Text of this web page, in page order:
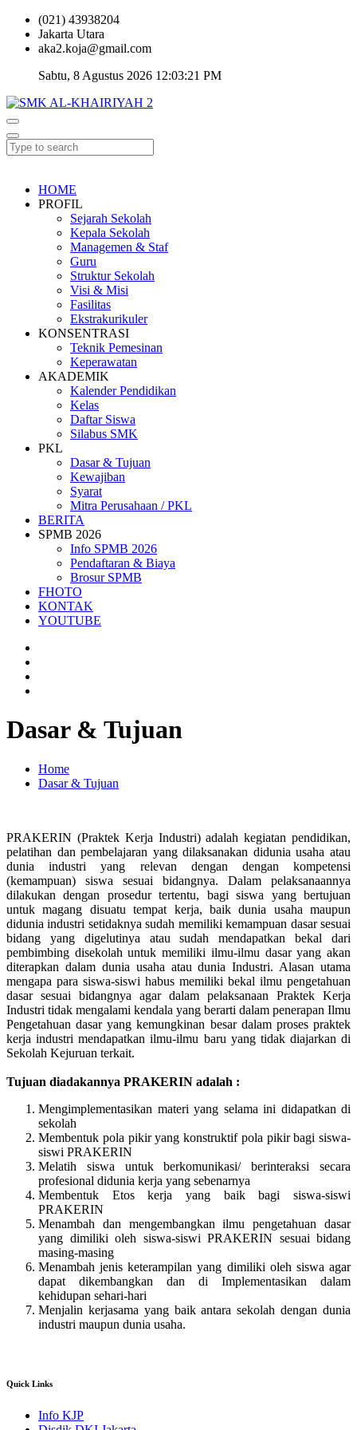
(021) 43938204
Jakarta Utara
aka2.koja@gmail.com
Sabtu, 8 Agustus 2026 12:03:21 PM
HOME
PROFIL
Sejarah Sekolah
Kepala Sekolah
Managemen & Staf
Guru
Struktur Sekolah
Visi & Misi
Fasilitas
Ekstrakurikuler
KONSENTRASI
Teknik Pemesinan
Keperawatan
AKADEMIK
Kalender Pendidikan
Kelas
Daftar Siswa
Silabus SMK
PKL
Dasar & Tujuan
Kewajiban
Syarat
Mitra Perusahaan / PKL
BERITA
SPMB 2026
Info SPMB 2026
Pendaftaran & Biaya
Brosur SPMB
FHOTO
KONTAK
YOUTUBE
Dasar & Tujuan
Home
Dasar & Tujuan
PRAKERIN (Praktek Kerja Industri) adalah kegiatan pendidikan,
pelatihan dan pembelajaran yang dilaksanakan didunia usaha atau
dunia industri yang relevan dengan dengan kompetensi
(kemampuan) siswa sesuai bidangnya. Dalam pelaksanaannya
dilakukan dengan prosedur tertentu, bagi siswa yang bertujuan
untuk magang disuatu tempat kerja, baik dunia usaha maupun
didunia industri setidaknya sudah memiliki kemampuan dasar sesuai
bidang yang digelutinya atau sudah mendapatkan bekal dari
pembimbing disekolah untuk memiliki ilmu-ilmu dasar yang akan
diterapkan dalam dunia usaha atau dunia Industri. Alasan utama
mengapa para siswa-siswi habus memiliki bekal ilmu pengetahuan
dasar sesuai bidangnya agar dalam pelaksanaan Praktek Kerja
Industri tidak mengalami kendala yang berarti dalam penerapan Ilmu
Pengetahuan dasar yang kemungkinan besar dalam proses praktek
kerja industri mendapatkan ilmu-ilmu baru yang tidak diajarkan di
Sekolah Kejuruan terkait.
Tujuan diadakannya PRAKERIN adalah :
Mengimplementasikan materi yang selama ini didapatkan di
sekolah
Membentuk pola pikir yang konstruktif pola pikir bagi siswa-
siswi PRAKERIN
Melatih siswa untuk berkomunikasi/ berinteraksi secara
profesional didunia kerja yang sebenarnya
Membentuk Etos kerja yang baik bagi siswa-siswi
PRAKERIN
Menambah dan mengembangkan ilmu pengetahuan dasar
yang dimiliki oleh siswa-siswi PRAKERIN sesuai bidang
masing-masing
Menambah jenis keterampilan yang dimiliki oleh siswa agar
dapat dikembangkan dan di Implementasikan dalam
kehidupan sehari-hari
Menjalin kerjasama yang baik antara sekolah dengan dunia
industri maupun dunia usaha.
Quick Links
Info KJP